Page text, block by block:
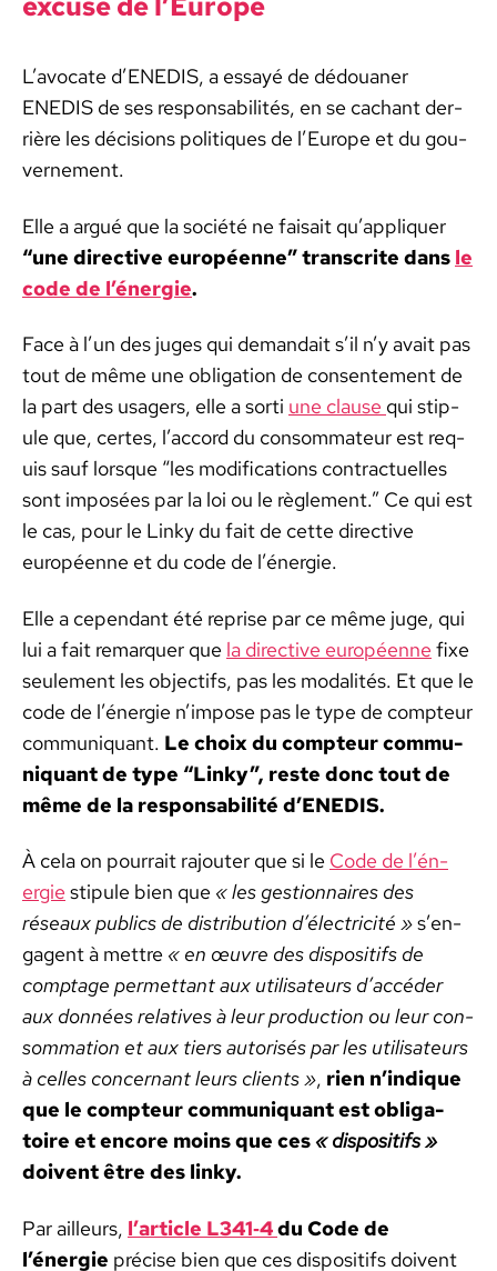
L’av­o­cate d’ENEDIS, a essayé de dédouan­er
ENEDIS de ses respon­s­abil­ités, en se cachant der­
rière les déci­sions poli­tiques de l’Eu­rope et du gou­
verne­ment.
Elle a argué que la société ne fai­sait qu’ap­pli­quer
“une direc­tive européenne” tran­scrite dans le
code de l’én­ergie.
Face à l’un des juges qui demandait s’il n’y avait pas
tout de même une oblig­a­tion de con­sen­te­ment de
la part des usagers, elle a sor­ti une clause qui stip­
ule que, certes, l’ac­cord du con­som­ma­teur est req­
uis sauf lorsque “les mod­i­fi­ca­tions con­tractuelles
sont imposées par la loi ou le règle­ment.” Ce qui est
le cas, pour le Linky du fait de cette direc­tive
européenne et du code de l’én­ergie.
Elle a cepen­dant été reprise par ce même juge, qui
lui a fait remar­quer que la direc­tive européenne fixe
seule­ment les objec­tifs, pas les modal­ités. Et que le
code de l’én­ergie n’im­pose pas le type de comp­teur
com­mu­ni­quant. Le choix du comp­teur com­mu­
ni­quant de type “Linky”, reste donc tout de
même de la respon­s­abil­ité d’ENEDIS.
À cela on pour­rait rajouter que si le Code de l’én­
ergie stip­ule bien que « les ges­tion­naires des
réseaux publics de dis­tri­b­u­tion d’élec­tric­ité »s’en­
ga­gent à met­tre « en œuvre des dis­posi­tifs de
comp­tage per­me­t­tant aux util­isa­teurs d’ac­céder
aux don­nées rel­a­tives à leur pro­duc­tion ou leur con­
som­ma­tion et aux tiers autorisés par les util­isa­teurs
à celles con­cer­nant leurs clients », rien n’indique
que le comp­teur com­mu­ni­quant est oblig­a­
toire et encore moins que ces« dis­posi­tifs »
doivent être des linky.
Par ailleurs, l’article L341‑4du Code de
l’énergie pré­cise bien que ces dis­posi­tifs doivent